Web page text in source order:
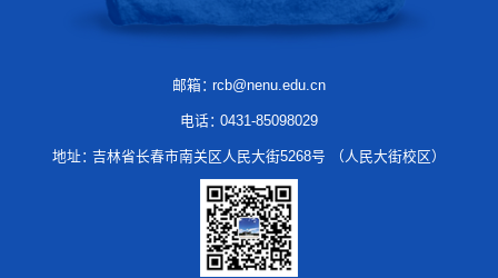
邮箱：rcb@nenu.edu.cn
电话：0431-85098029
地址：吉林省长春市南关区人民大街5268号 （人民大街校区）